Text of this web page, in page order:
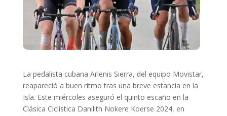
La pedalista cubana Arlenis Sierra, del equipo Movistar,
reapareció a buen ritmo tras una breve estancia en la
Isla. Este miércoles aseguró el quinto escaño en la
Clásica Ciclística Danilith Nokere Koerse 2024, en